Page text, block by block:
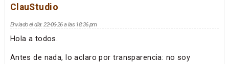
ClauStudio
Enviado el día: 22-06-26 a las 18:36 pm
Hola a todos.
Antes de nada, lo aclaro por transparencia: no soy